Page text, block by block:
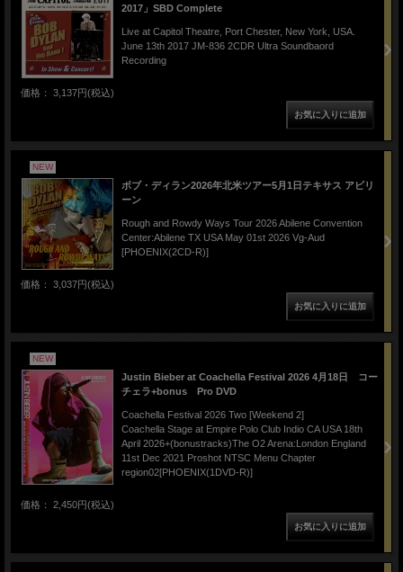
2017」SBD Complete
Live at Capitol Theatre, Port Chester, New York, USA.
June 13th 2017 JM-836 2CDR Ultra Soundbaord
Recording
価格： 3,137円(税込)
NEW
ボブ・ディラン2026年北米ツアー5月1日テキサス アビリ
ーン
Rough and Rowdy Ways Tour 2026 Abilene Convention
Center:Abilene TX USA May 01st 2026 Vg-Aud
[PHOENIX(2CD-R)]
価格： 3,037円(税込)
NEW
Justin Bieber at Coachella Festival 2026 4月18日 コー
チェラ+bonus Pro DVD
Coachella Festival 2026 Two [Weekend 2]
Coachella Stage at Empire Polo Club Indio CA USA 18th
April 2026+(bonustracks)The O2 Arena:London England
11st Dec 2021 Proshot NTSC Menu Chapter
region02[PHOENIX(1DVD-R)]
価格： 2,450円(税込)